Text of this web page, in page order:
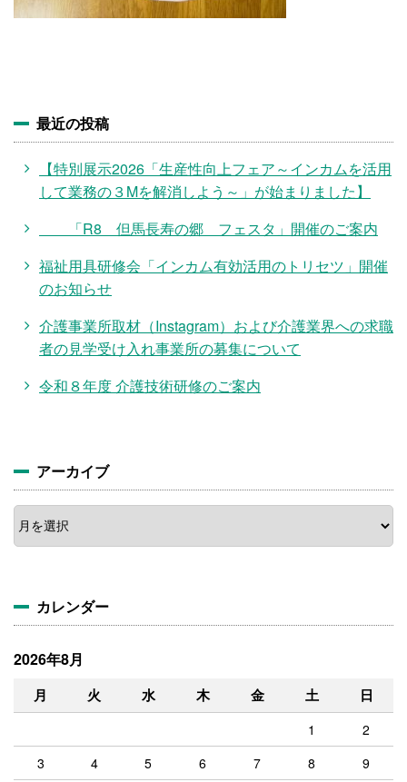
最近の投稿
【特別展示2026「生産性向上フェア～インカムを活用
して業務の３Mを解消しよう～」が始まりました】
「R8 但馬長寿の郷 フェスタ」開催のご案内
福祉用具研修会「インカム有効活用のトリセツ」開催
のお知らせ
介護事業所取材（Instagram）および介護業界への求職
者の見学受け入れ事業所の募集について
令和８年度 介護技術研修のご案内
アーカイブ
ア
ー
カ
カレンダー
2026年8月
月 火 水 木 金 土 日
1
2
3
4 5 6 7 8
9